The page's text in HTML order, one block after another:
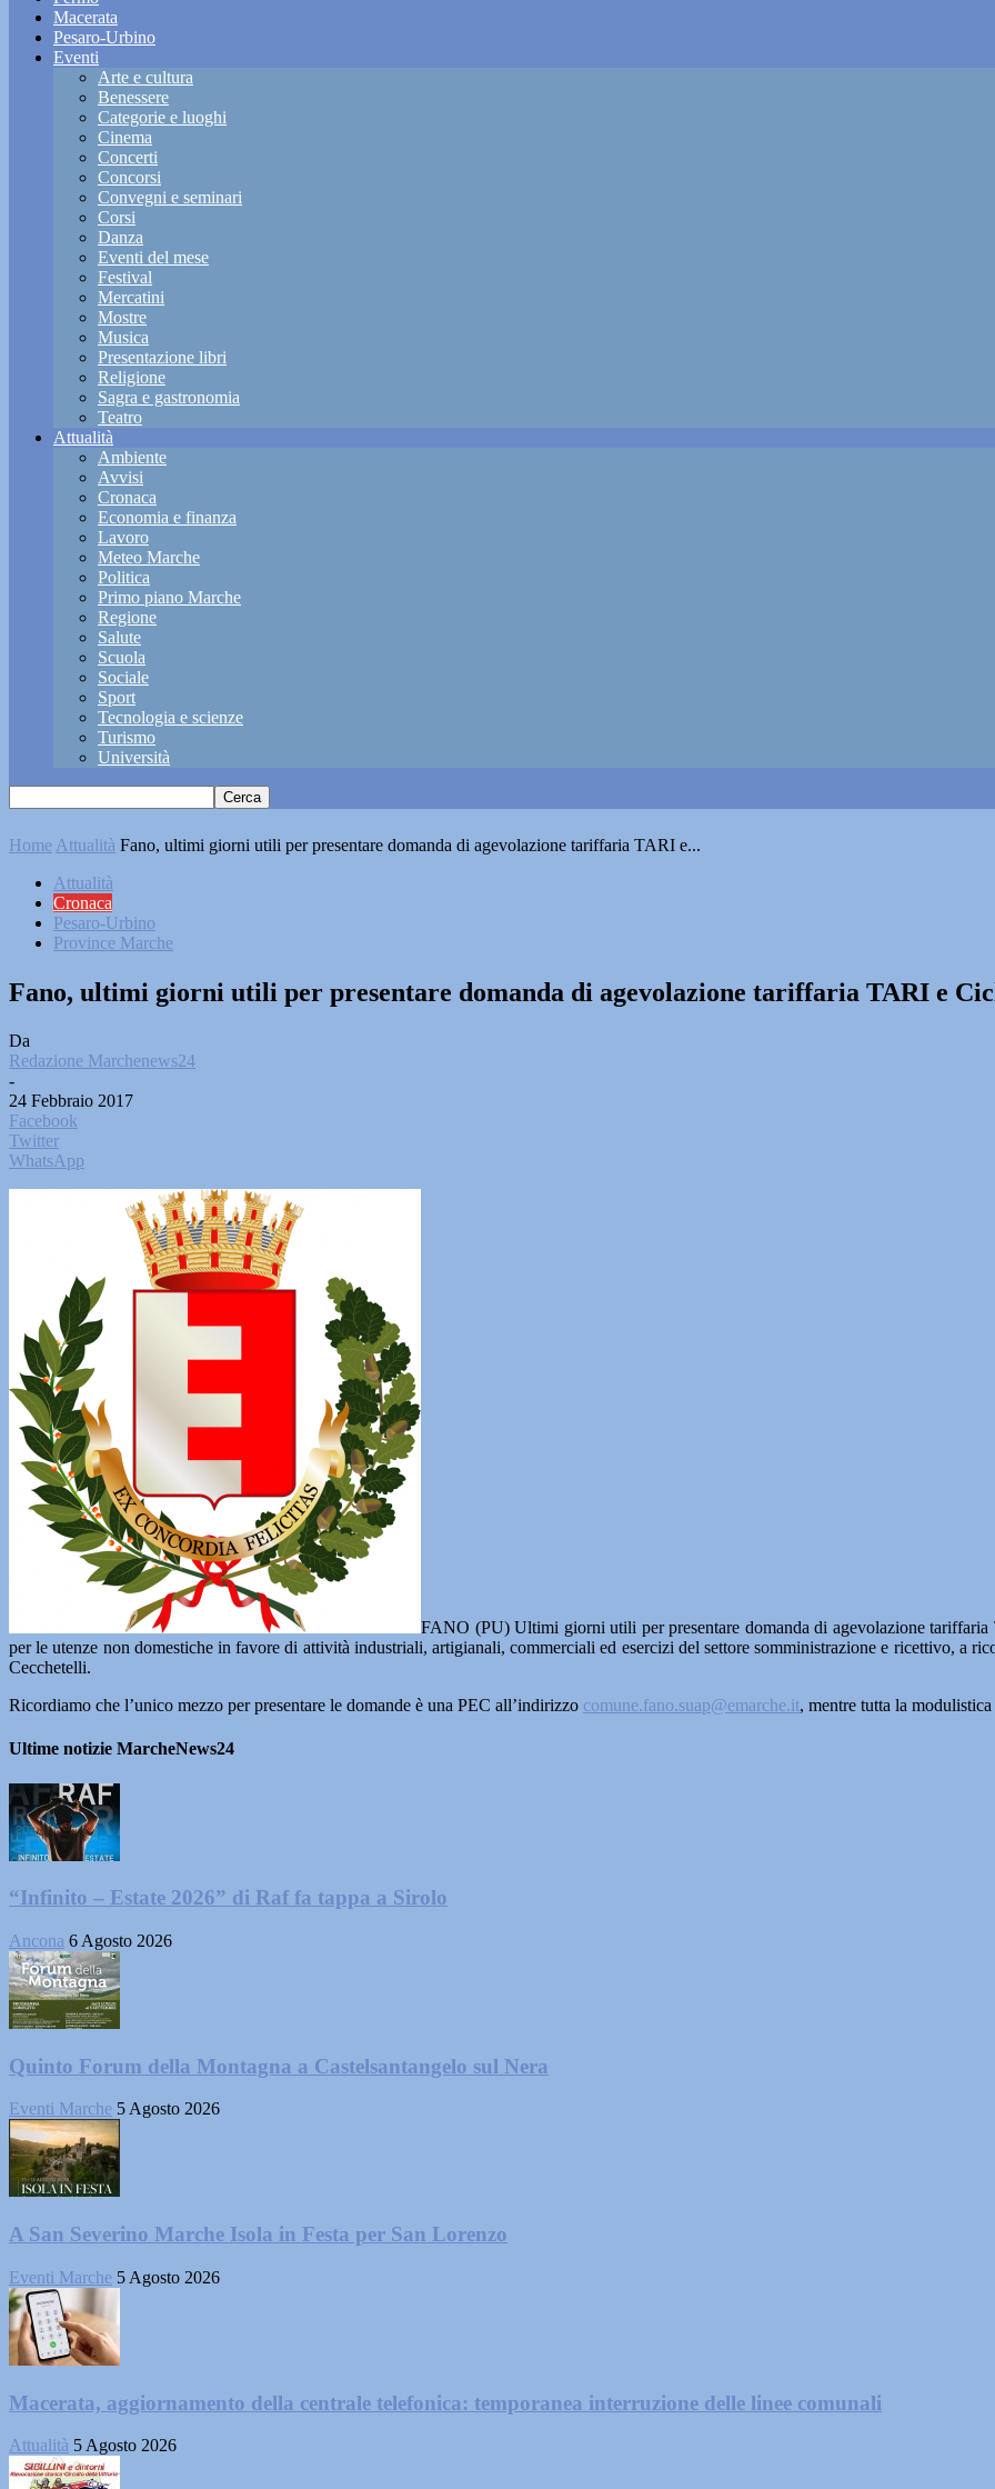
Macerata
Pesaro-Urbino
Eventi
Arte e cultura
Benessere
Categorie e luoghi
Cinema
Concerti
Concorsi
Convegni e seminari
Corsi
Danza
Eventi del mese
Festival
Mercatini
Mostre
Musica
Presentazione libri
Religione
Sagra e gastronomia
Teatro
Attualità
Ambiente
Avvisi
Cronaca
Economia e finanza
Lavoro
Meteo Marche
Politica
Primo piano Marche
Regione
Salute
Scuola
Sociale
Sport
Tecnologia e scienze
Turismo
Università
Home Attualità Fano, ultimi giorni utili per presentare domanda di agevolazione tariffaria TARI e...
Attualità
Cronaca
Pesaro-Urbino
Province Marche
Fano, ultimi giorni utili per presentare domanda di agevolazione tariffaria TARI e
Da
Redazione Marchenews24
-
24 Febbraio 2017
Facebook
Twitter
WhatsApp
FANO (PU) Ultimi giorni utili per presentare domanda di agevolazione
per le utenze non domestiche in favore di attività industriali, artigianali, commerciali ed esercizi del settore somministrazione e ricettivo, a
Cecchetelli.
Ricordiamo che l’unico mezzo per presentare le domande è una PEC all’indirizzo comune.fano.suap@emarche.it, mentre tutta la
Ultime notizie MarcheNews24
“Infinito – Estate 2026” di Raf fa tappa a Sirolo
Ancona 6 Agosto 2026
Quinto Forum della Montagna a Castelsantangelo sul Nera
Eventi Marche 5 Agosto 2026
A San Severino Marche Isola in Festa per San Lorenzo
Eventi Marche 5 Agosto 2026
Macerata, aggiornamento della centrale telefonica: temporanea interruzione delle linee comunali
Attualità 5 Agosto 2026